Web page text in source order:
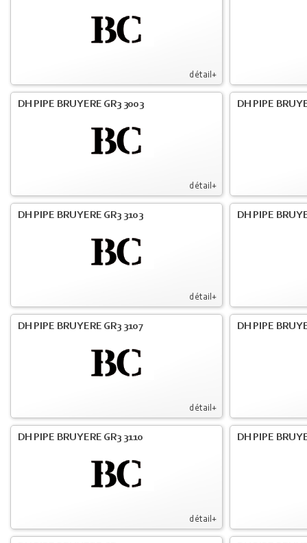
détail+
détail+
DH PIPE BRUYERE GR3 3003 DH PIPE
détail+
DH PIPE BRUYERE GR3 3103 DH PIPE
détail+
DH PIPE BRUYERE GR3 3107 DH PIPE
détail+
DH PIPE BRUYERE GR3 3110 DH PIPE